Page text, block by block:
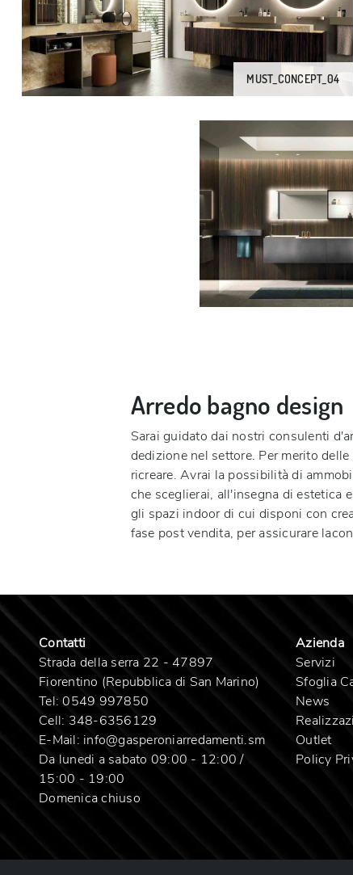
MUST_CONCEPT_04
Arredo bagno design
Sarai guidato dai nostri consulenti
dedizione nel settore. Per merito
ricreare. Avrai la possibilità di
che sceglierai, all'insegna di estetica
gli spazi indoor di cui disponi con
fase post vendita, per assicurare
Contatti
Strada della serra 22 - 47897
Fiorentino (Repubblica di San Marino)
Tel: 0549 997850
Cell: 348-6356129
E-Mail: info@gasperoniarredamenti.sm
Da lunedi a sabato 09:00 - 12:00 /
15:00 - 19:00
Domenica chiuso
Azienda
Servizi
Sfoglia
News
Outlet
Policy